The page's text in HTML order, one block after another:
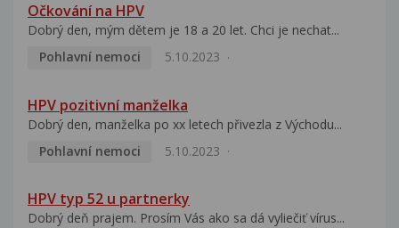
Očkování na HPV
Dobrý den, mým dětem je 18 a 20 let. Chci je nechat...
Pohlavní nemoci
5.10.2023
HPV pozitivní manželka
Dobrý den, manželka po xx letech přivezla z Východu...
Pohlavní nemoci
5.10.2023
HPV typ 52 u partnerky
Dobrý deň prajem. Prosím Vás ako sa dá vyliečiť vírus...